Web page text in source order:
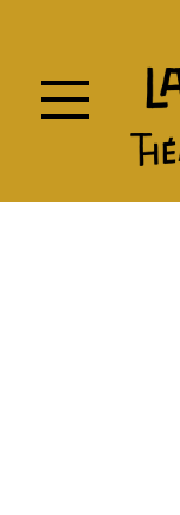
content